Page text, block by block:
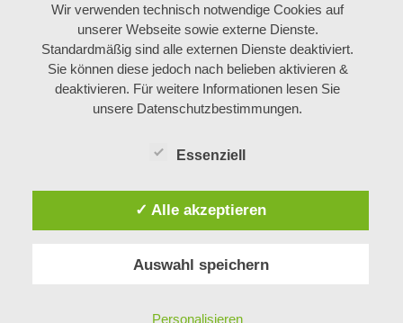
Wir verwenden technisch notwendige Cookies auf
unserer Webseite sowie externe Dienste.
Standardmäßig sind alle externen Dienste deaktiviert.
Sie können diese jedoch nach belieben aktivieren &
deaktivieren. Für weitere Informationen lesen Sie
unsere Datenschutzbestimmungen.
Essenziell
✓ Alle akzeptieren
Auswahl speichern
Personalisieren